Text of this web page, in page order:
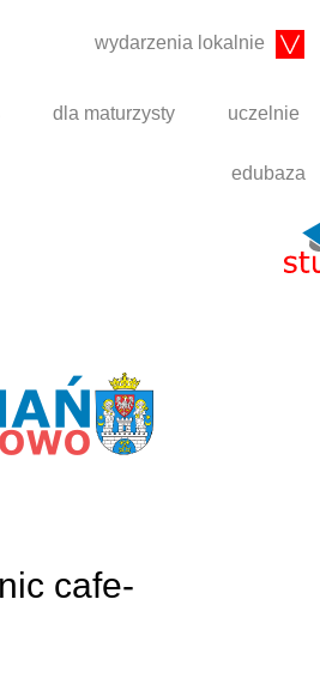
wydarzenia lokalnie
dla maturzysty uczelnie
edubaza
cafe-